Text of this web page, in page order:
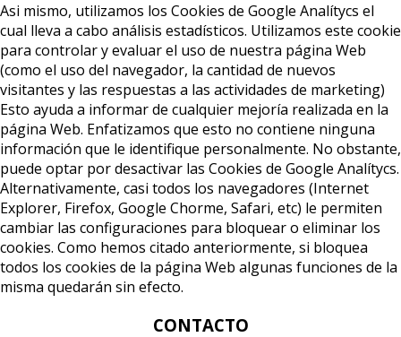
Asi mismo, utilizamos los Cookies de Google Analítycs el
cual lleva a cabo análisis estadísticos. Utilizamos este cookie
para controlar y evaluar el uso de nuestra página Web
(como el uso del navegador, la cantidad de nuevos
visitantes y las respuestas a las actividades de marketing)
Esto ayuda a informar de cualquier mejoría realizada en la
página Web. Enfatizamos que esto no contiene ninguna
información que le identifique personalmente. No obstante,
puede optar por desactivar las Cookies de Google Analítycs.
Alternativamente, casi todos los navegadores (Internet
Explorer, Firefox, Google Chorme, Safari, etc) le permiten
cambiar las configuraciones para bloquear o eliminar los
cookies. Como hemos citado anteriormente, si bloquea
todos los cookies de la página Web algunas funciones de la
misma quedarán sin efecto.
CONTACTO